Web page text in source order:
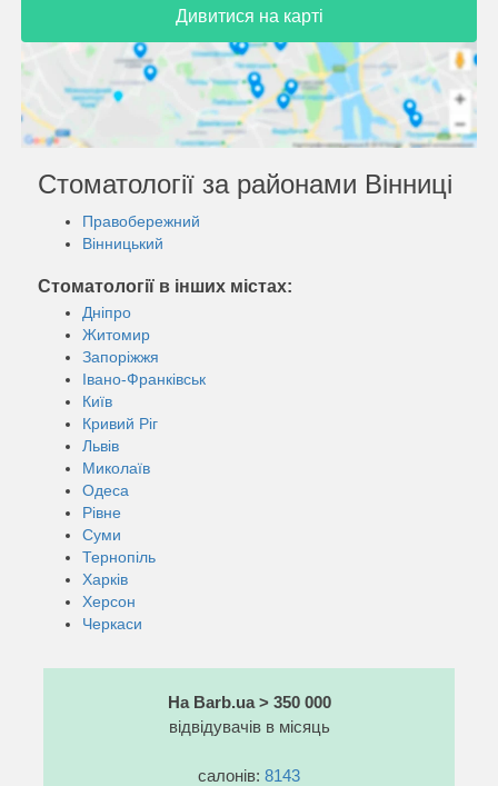
Дивитися на карті
Стоматології за районами Вінниці
Правобережний
Вінницький
Стоматології в інших містах:
Дніпро
Житомир
Запоріжжя
Івано-Франківськ
Київ
Кривий Ріг
Львів
Миколаїв
Одеса
Рівне
Суми
Тернопіль
Харків
Херсон
Черкаси
На Barb.ua > 350 000
відвідувачів в місяць
салонів: 8143